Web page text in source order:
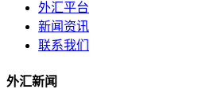
外汇平台
新闻资讯
联系我们
外汇新闻